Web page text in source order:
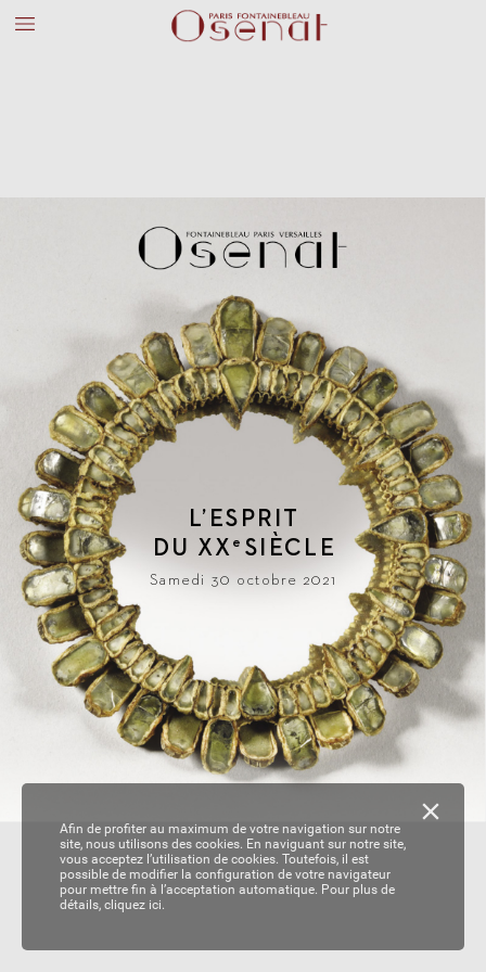
L’ESPRIT
DU XX e SIÈCLE
Samedi 30 octobre 2021
Afin de profiter au maximum de votre navigation sur notre
site, nous utilisons des cookies. En naviguant sur notre site,
vous acceptez l’utilisation de cookies. Toutefois, il est
possible de modifier la configuration de votre navigateur
pour mettre fin à l’acceptation automatique. Pour plus de
détails, cliquez ici.